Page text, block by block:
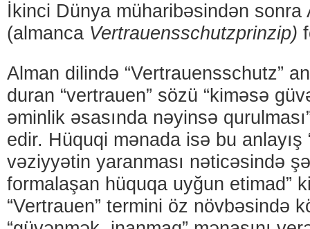
İkinci Dünya müharibəsindən sonra
(almanca Vertrauensschutzprinzip)
Alman dilində “Vertrauensschutz”
duran “vertrauen” sözü “kiməsə
əminlik əsasında nəyinsə
edir. Hüquqi mənada isə bu anlayış
vəziyyətin yaranması nəticəsində
formalaşan hüquqa uyğun etimad”
“Vertrauen” termini öz növbəsində